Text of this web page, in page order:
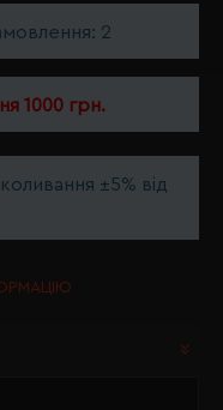
2
1000 грн.
±5% від